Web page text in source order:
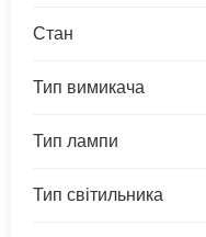
Стан
Тип вимикача
Тип лампи
Тип світильника